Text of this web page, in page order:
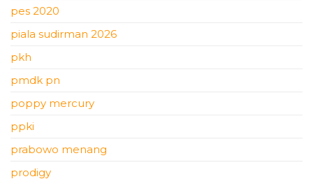
pes 2020
piala sudirman 2026
pkh
pmdk pn
poppy mercury
ppki
prabowo menang
prodigy